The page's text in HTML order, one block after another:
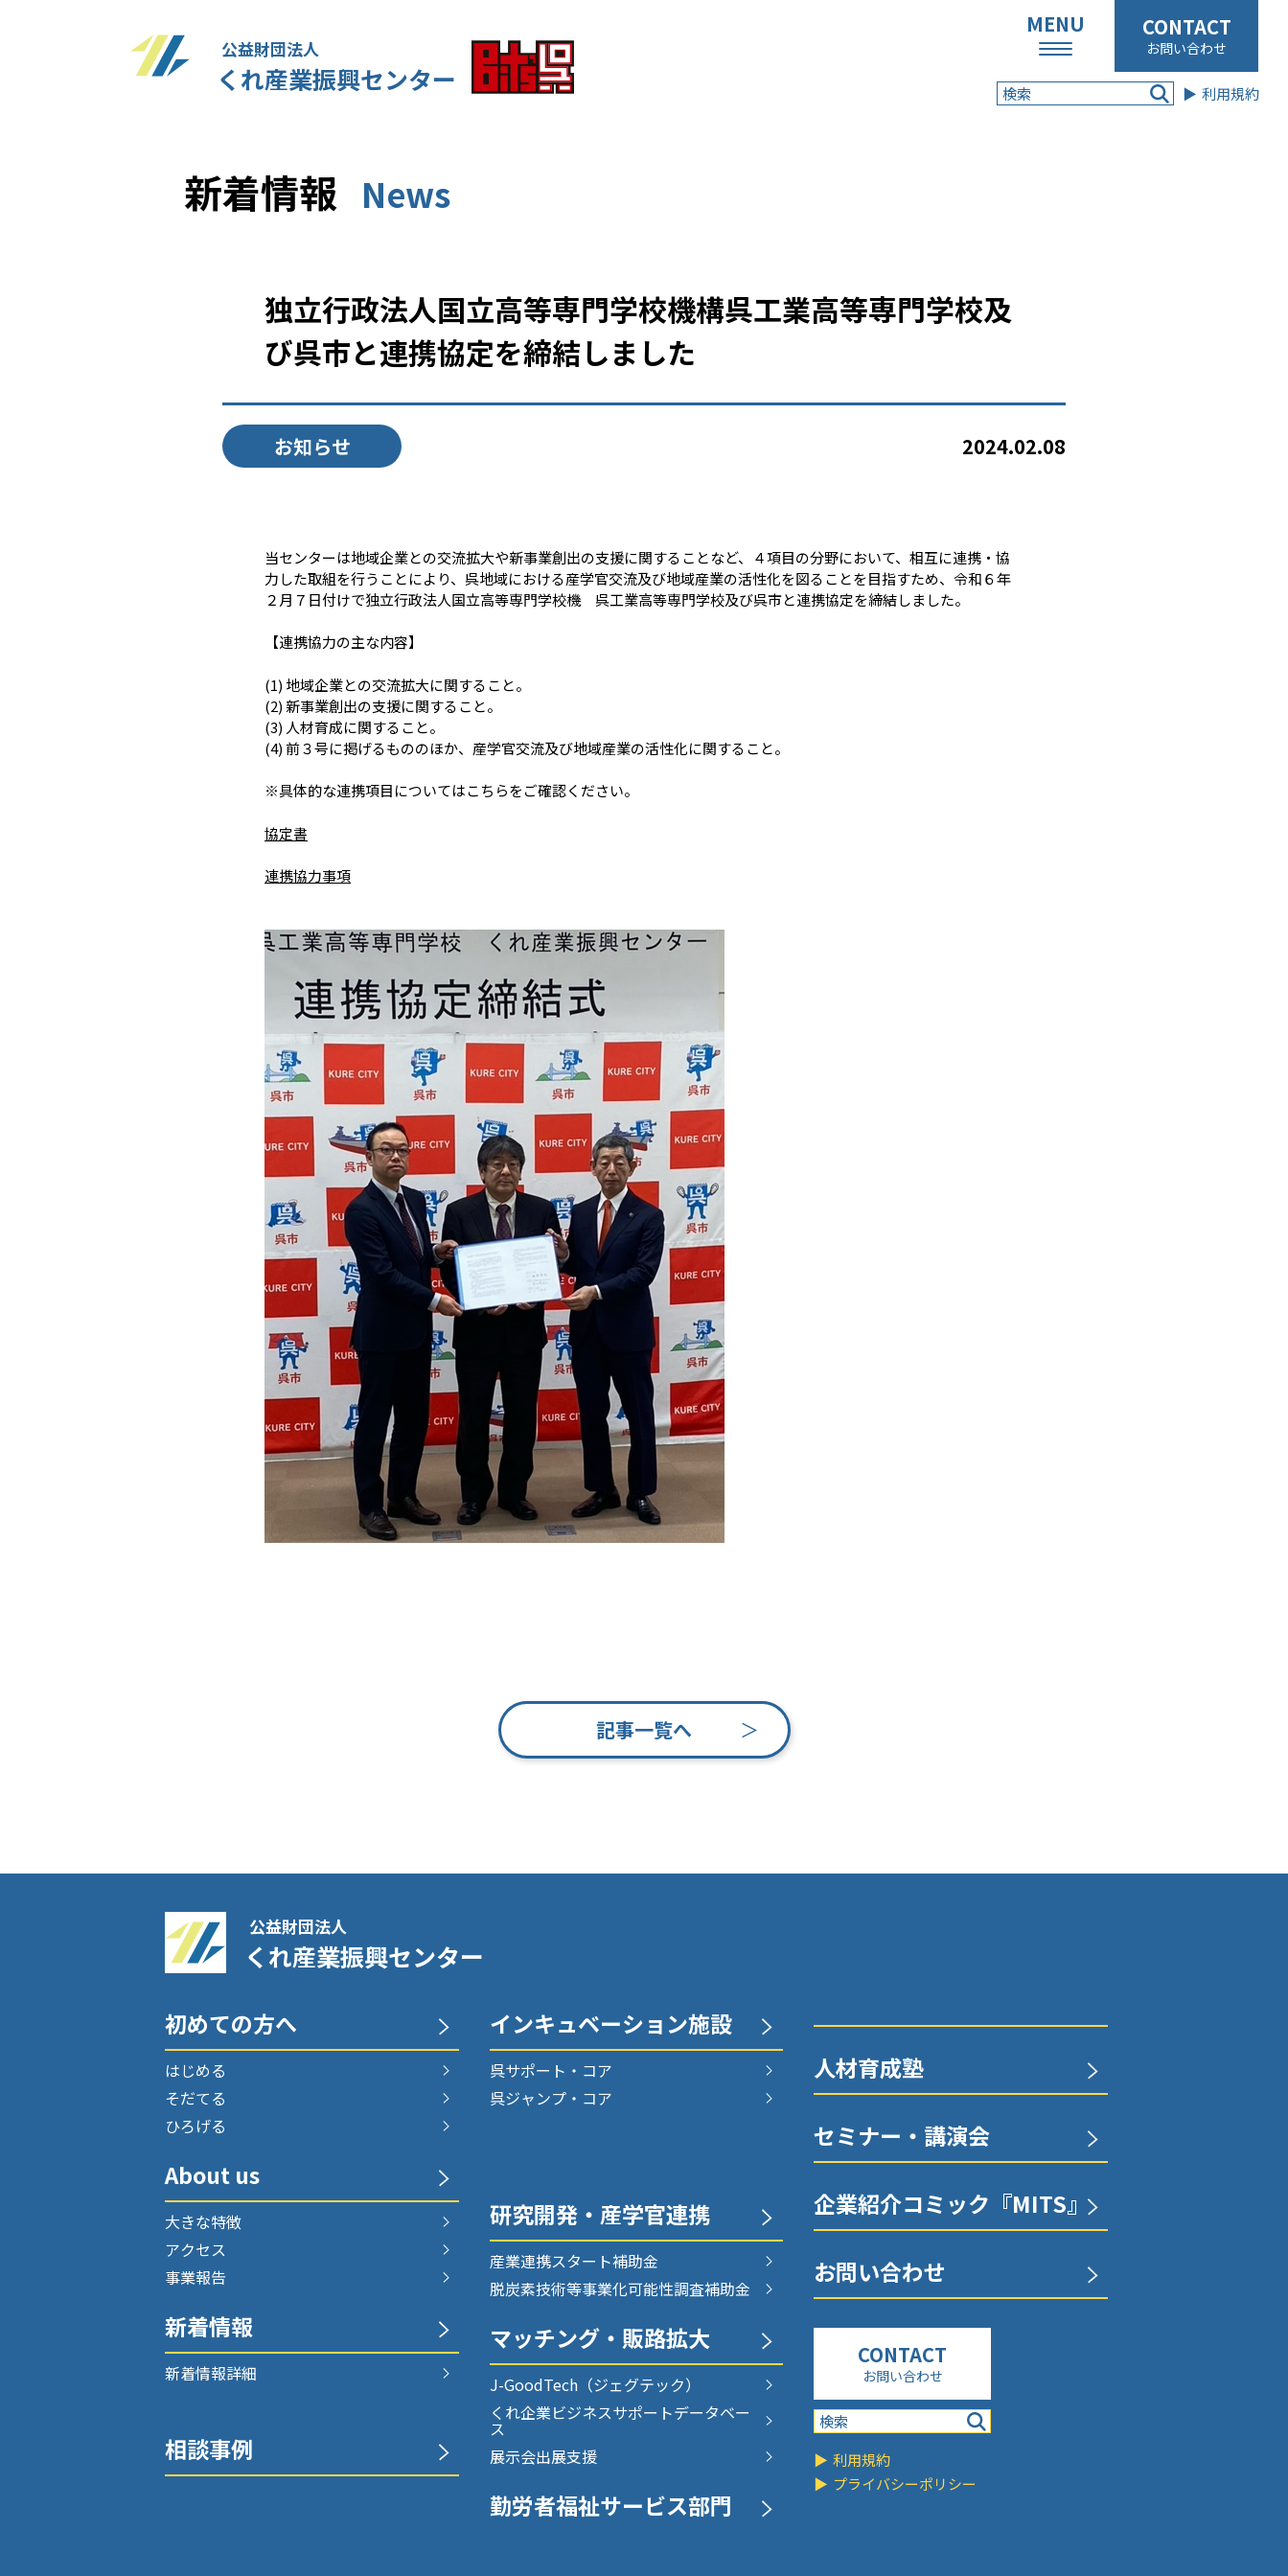
公益財団法人
くれ産業振興センター
お問い合わせ
利用規約
新着情報 News
独立行政法人国立高等専門学校機構呉工業高等専門学校及
び呉市と連携協定を締結しました
お知らせ 2024.02.08
当センターは地域企業との交流拡大や新事業創出の支援に関することなど、４項目の分野において、相互に連携・協
力した取組を行うことにより、呉地域における産学官交流及び地域産業の活性化を図ることを目指すため、令和６年
２月７日付けで独立行政法人国立高等専門学校機 呉工業高等専門学校及び呉市と連携協定を締結しました。
【連携協力の主な内容】
(1) 地域企業との交流拡大に関すること。
(2) 新事業創出の支援に関すること。
(3) 人材育成に関すること。
(4) 前３号に掲げるもののほか、産学官交流及び地域産業の活性化に関すること。
​※具体的な連携項目についてはこちらをご確認ください。
協定書
連携協力事項
記事一覧へ
公益財団法人
くれ産業振興センター
初めての方へ
はじめる
そだてる
ひろげる
About us
大きな特徴
アクセス
事業報告
新着情報
新着情報詳細
相談事例
インキュベーション施設
呉サポート・コア
呉ジャンプ・コア
研究開発・ 産学官連携
産業連携スタート補助金
脱炭素技術等事業化可能性調査補助金
マッチング・販路拡大
J-GoodTech（ジェグテック）
くれ企業ビジネスサポートデータベー
ス
展示会出展支援
勤労者福祉サービス部門
人材育成塾
セミナー・講演会
企業紹介コミック『MITS』
お問い合わせ
お問い合わせ
利用規約
プライバシーポリシー